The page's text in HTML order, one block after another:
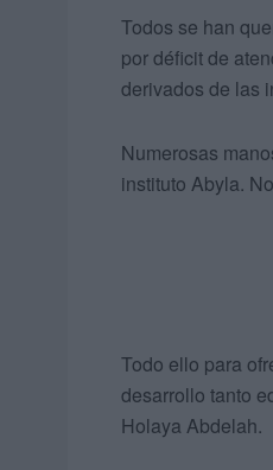
Todos se han
por déficit de
derivados de las
Numerosas
instituto Abyla.
Todo ello para
desarrollo tanto
Holaya Abdelah.